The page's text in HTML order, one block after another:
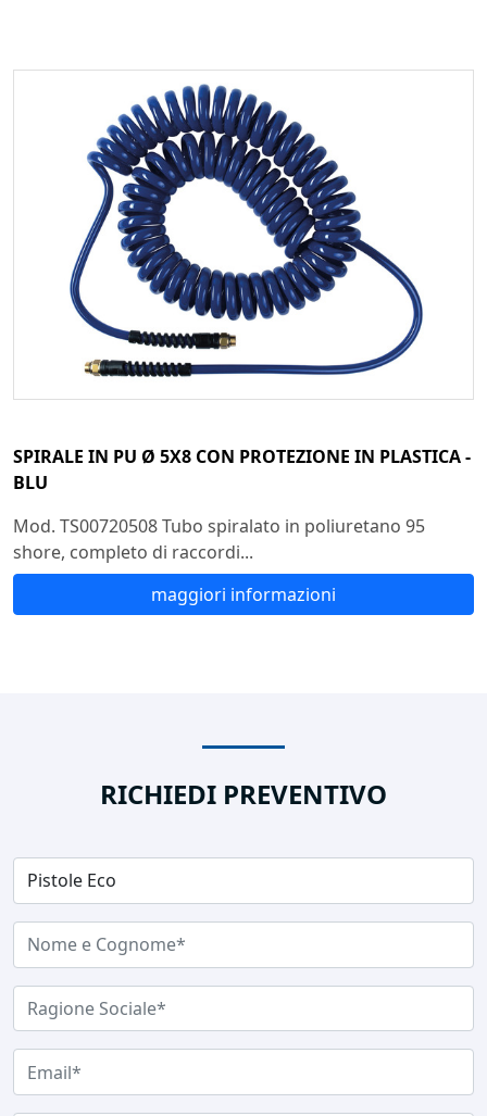
SPIRALE IN PU Ø 5X8 CON PROTEZIONE IN PLASTICA -
BLU
Mod. TS00720508 Tubo spiralato in poliuretano 95
shore, completo di raccordi...
maggiori informazioni
RICHIEDI PREVENTIVO